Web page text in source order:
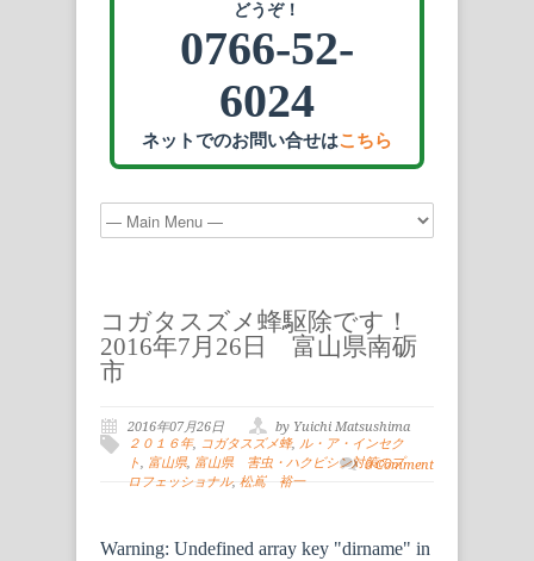
どうぞ！
0766-52-
6024
ネットでのお問い合せはこちら
コガタスズメ蜂駆除です！
2016年7月26日 富山県南砺
市
2016年07月26日
by Yuichi Matsushima
２０１６年, コガタスズメ蜂, ル・ア・インセク
ト, 富山県, 富山県 害虫・ハクビシン対策のプ
ロフェッショナル, 松嶌 裕一
0 Comment
Warning: Undefined array key "dirname" in